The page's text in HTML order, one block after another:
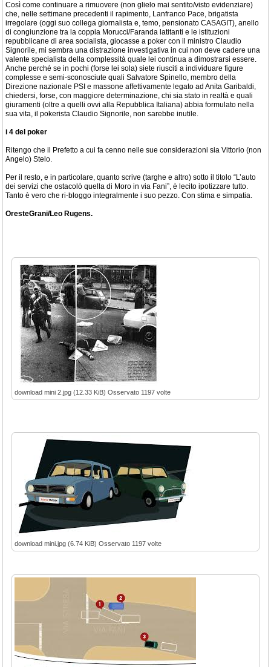
Così come continuare a rimuovere (non glielo mai sentito/visto evidenziare)
che, nelle settimane precedenti il rapimento, Lanfranco Pace, brigatista
irregolare (oggi suo collega giornalista e, temo, pensionato CASAGIT), anello
di congiunzione tra la coppia Morucci/Faranda latitanti e le istituzioni
repubblicane di area socialista, giocasse a poker con il ministro Claudio
Signorile, mi sembra una distrazione investigativa in cui non deve cadere una
valente specialista della complessità quale lei continua a dimostrarsi essere.
Anche perché se in pochi (forse lei sola) siete riusciti a individuare figure
complesse e semi-sconosciute quali Salvatore Spinello, membro della
Direzione nazionale PSI e massone affettivamente legato ad Anita Garibaldi,
chiedersi, forse, con maggiore determinazione, chi sia stato in realtà e quali
giuramenti (oltre a quelli ovvi alla Repubblica Italiana) abbia formulato nella
sua vita, il pokerista Claudio Signorile, non sarebbe inutile.
i 4 del poker
Ritengo che il Prefetto a cui fa cenno nelle sue considerazioni sia Vittorio (non
Angelo) Stelo.
Per il resto, e in particolare, quanto scrive (targhe e altro) sotto il titolo “L’auto
dei servizi che ostacolò quella di Moro in via Fani”, è lecito ipotizzare tutto.
Tanto è vero che ri-bloggo integralmente i suo pezzo. Con stima e simpatia.
OresteGrani/Leo Rugens.
download mini 2.jpg (12.33 KiB) Osservato 1197 volte
download mini.jpg (6.74 KiB) Osservato 1197 volte